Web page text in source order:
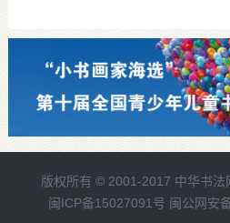
版权所有 © 2001-2017 中华书
闽ICP备15027091号 闽公网安